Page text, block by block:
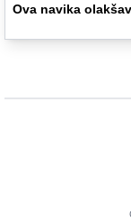
Ova navika